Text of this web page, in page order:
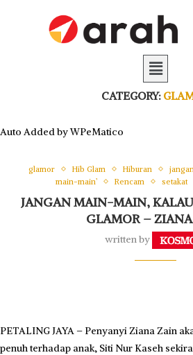
CATEGORY:
Auto Added by WPeMatico
glamor Hib Glam Hiburan jangan
main-main’
Rencam setakat
JANGAN MAIN-MAIN, KALAU
GLAMOR –
written by
PETALING JAYA – Penyanyi Ziana Zain
penuh terhadap anak, Siti Nur Kaseh